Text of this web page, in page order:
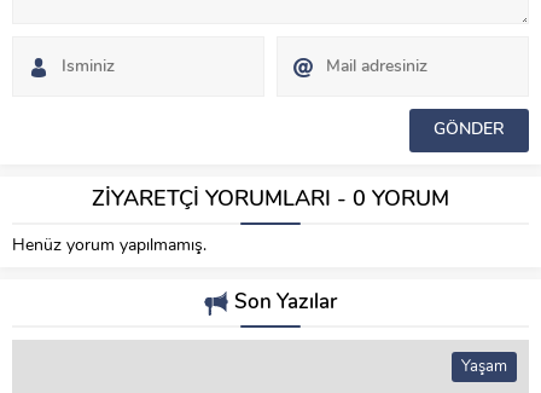
ZİYARETÇİ YORUMLARI - 0 YORUM
Henüz yorum yapılmamış.
Son Yazılar
Yaşam